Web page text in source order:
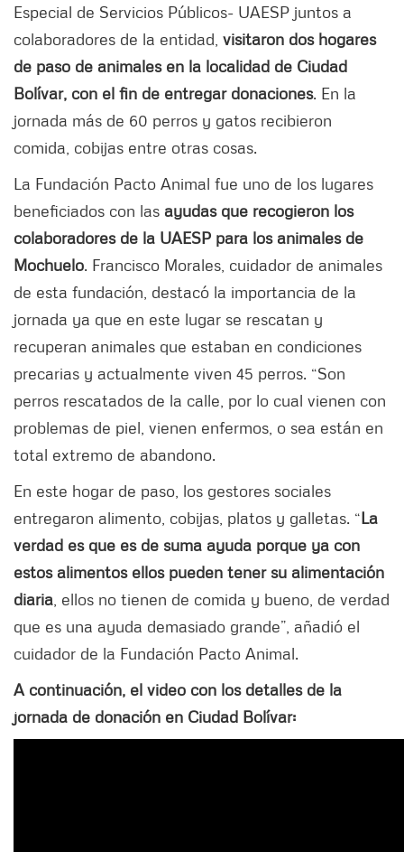
Especial de Servicios Públicos- UAESP juntos a
colaboradores de la entidad, visitaron dos hogares
de paso de animales en la localidad de Ciudad
Bolívar, con el fin de entregar donaciones. En la
jornada más de 60 perros y gatos recibieron
comida, cobijas entre otras cosas.
La Fundación Pacto Animal fue uno de los lugares
beneficiados con las ayudas que recogieron los
colaboradores de la UAESP para los animales de
Mochuelo. Francisco Morales, cuidador de animales
de esta fundación, destacó la importancia de la
jornada ya que en este lugar se rescatan y
recuperan animales que estaban en condiciones
precarias y actualmente viven 45 perros. “Son
perros rescatados de la calle, por lo cual vienen con
problemas de piel, vienen enfermos, o sea están en
total extremo de abandono.
En este hogar de paso, los gestores sociales
entregaron alimento, cobijas, platos y galletas. “La
verdad es que es de suma ayuda porque ya con
estos alimentos ellos pueden tener su alimentación
diaria , ellos no tienen de comida y bueno, de verdad
que es una ayuda demasiado grande”, añadió el
cuidador de la Fundación Pacto Animal.
A continuación, el video con los detalles de la
jornada de donación en Ciudad Bolívar: